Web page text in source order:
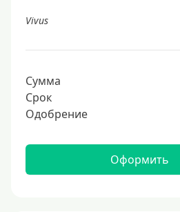
Vivus
Сумма
Срок
Одобрение
Оформить